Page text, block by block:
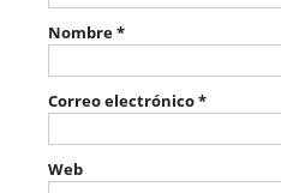
Nombre*
Correo electrónico*
Web